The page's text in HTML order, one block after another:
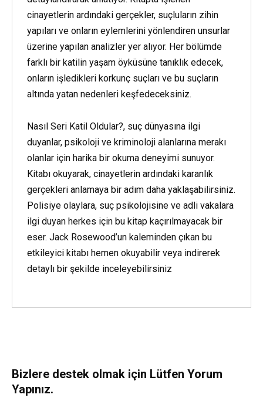
cinayetlerin ardındaki gerçekler, suçluların zihin
yapıları ve onların eylemlerini yönlendiren unsurlar
üzerine yapılan analizler yer alıyor. Her bölümde
farklı bir katilin yaşam öyküsüne tanıklık edecek,
onların işledikleri korkunç suçları ve bu suçların
altında yatan nedenleri keşfedeceksiniz.
Nasıl Seri Katil Oldular?, suç dünyasına ilgi
duyanlar, psikoloji ve kriminoloji alanlarına merakı
olanlar için harika bir okuma deneyimi sunuyor.
Kitabı okuyarak, cinayetlerin ardındaki karanlık
gerçekleri anlamaya bir adım daha yaklaşabilirsiniz.
Polisiye olaylara, suç psikolojisine ve adli vakalara
ilgi duyan herkes için bu kitap kaçırılmayacak bir
eser. Jack Rosewood’un kaleminden çıkan bu
etkileyici kitabı hemen okuyabilir veya indirerek
detaylı bir şekilde inceleyebilirsiniz
Bizlere destek olmak için Lütfen Yorum
Yapınız.